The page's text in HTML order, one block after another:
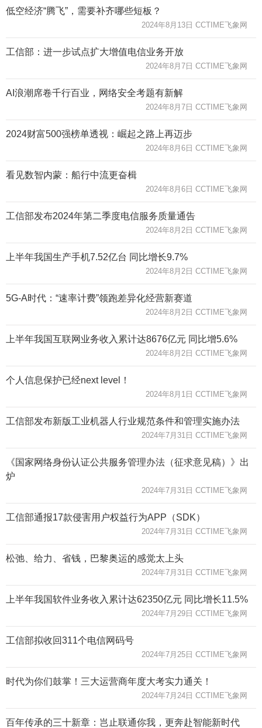
低空经济“腾飞”，需要补齐哪些短板？
2024年8月13日 CCTIME飞象网
工信部：进一步试点扩大增值电信业务开放
2024年8月7日 CCTIME飞象网
AI浪潮席卷千行百业，网络安全考题有新解
2024年8月7日 CCTIME飞象网
2024财富500强榜单透视：崛起之路上再迈步
2024年8月6日 CCTIME飞象网
看见数智内蒙：船行中流更奋楫
2024年8月6日 CCTIME飞象网
工信部发布2024年第二季度电信服务质量通告
2024年8月2日 CCTIME飞象网
上半年我国生产手机7.52亿台 同比增长9.7%
2024年8月2日 CCTIME飞象网
5G-A时代：“速率计费”领跑差异化经营新赛道
2024年8月2日 CCTIME飞象网
上半年我国互联网业务收入累计达8676亿元 同比增5.6%
2024年8月2日 CCTIME飞象网
个人信息保护已经next level！
2024年8月1日 CCTIME飞象网
工信部发布新版工业机器人行业规范条件和管理实施办法
2024年7月31日 CCTIME飞象网
《国家网络身份认证公共服务管理办法（征求意见稿）》出
炉
2024年7月31日 CCTIME飞象网
工信部通报17款侵害用户权益行为APP（SDK）
2024年7月31日 CCTIME飞象网
松弛、给力、省钱，巴黎奥运的感觉太上头
2024年7月31日 CCTIME飞象网
上半年我国软件业务收入累计达62350亿元 同比增长11.5%
2024年7月29日 CCTIME飞象网
工信部拟收回311个电信网码号
2024年7月25日 CCTIME飞象网
时代为你们鼓掌！三大运营商年度大考实力通关！
2024年7月24日 CCTIME飞象网
百年传承的三十新章：岂止联通你我，更奔赴智能新时代